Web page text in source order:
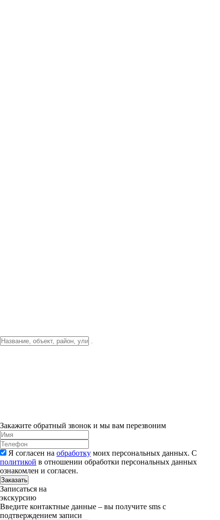
Закажите обратный звонок и мы вам перезвоним
Я согласен на обработку моих персональных данных. С
политикой в отношении обработки персональных данных
ознакомлен и согласен.
Заказать
Записаться на
экскурсию
Введите контактные данные – вы получите sms с
подтверждением записи